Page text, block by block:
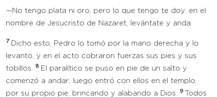
—No tengo plata ni oro, pero lo que tengo te doy: en el
nombre de Jesucristo de Nazaret, levántate y anda.
7
Dicho esto, Pedro lo tomó por la mano derecha y lo
levantó, y en el acto cobraron fuerzas sus pies y sus
tobillos.
8 El paralítico se puso en pie de un salto y
comenzó a andar; luego entró con ellos en el templo,
por su propio pie, brincando y alabando a Dios.
9
Todos